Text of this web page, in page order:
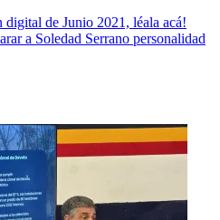
digital de Junio 2021, léala acá!
a Soledad Serrano personalidad